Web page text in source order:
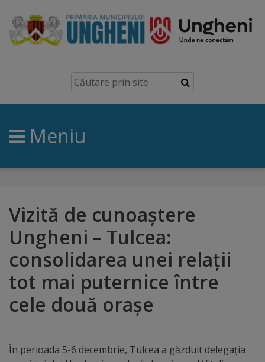
Ungheni
Prezentare
generală
Simbolurile
brand
Orașe
înfrățite
Distincții
de
Meniu
Vizită de cunoaștere
Ungheni – Tulcea:
consolidarea unei relații
tot mai puternice între
cele două orașe
În perioada 5-6 decembrie, Tulcea a găzduit delegația